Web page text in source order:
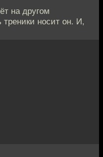
на другом
носит он. И,